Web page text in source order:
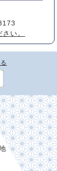
い。
地